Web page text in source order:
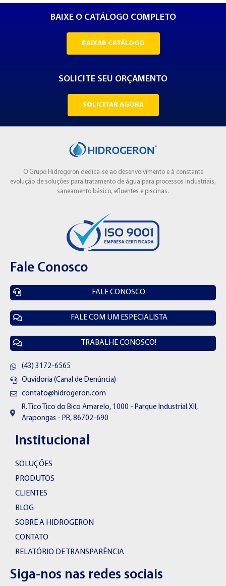
BAIXE O CATÁLOGO COMPLETO
BAIXAR CATÁLOGO
SOLICITE SEU ORÇAMENTO
SOLICITAR AGORA
O Grupo Hidrogeron dedica-se ao desenvolvimento e à constante
evolução de soluções para tratamento de água para processos industriais,
saneamento básico, efluentes e piscinas.
Fale Conosco
FALE CONOSCO
FALE COM UM ESPECIALISTA
TRABALHE CONOSCO!
(43) 3172-6565
Ouvidoria (Canal de Denúncia)
contato@hidrogeron.com
R. Tico Tico do Bico Amarelo, 1000 - Parque Industrial XII,
Arapongas - PR, 86702-690
Institucional
SOLUÇÕES
PRODUTOS
CLIENTES
BLOG
SOBRE A HIDROGERON
CONTATO
RELATÓRIO DE TRANSPARÊNCIA
Siga-nos nas redes sociais